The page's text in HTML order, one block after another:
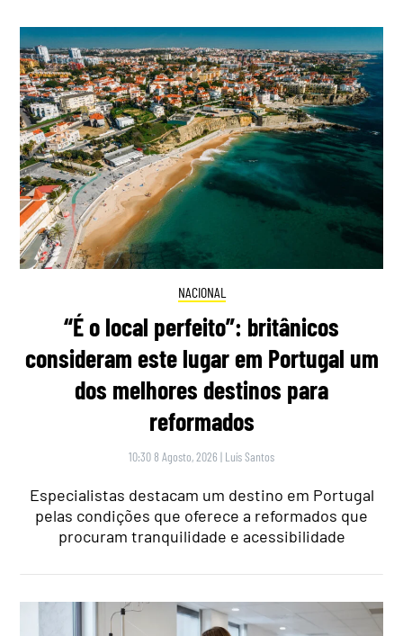
NACIONAL
“É o local perfeito”: britânicos
consideram este lugar em Portugal um
dos melhores destinos para
reformados
10:30 8 Agosto, 2026 | Luís Santos
Especialistas destacam um destino em Portugal
pelas condições que oferece a reformados que
procuram tranquilidade e acessibilidade